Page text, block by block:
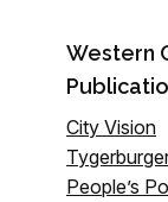
Western
City Vision
People’s